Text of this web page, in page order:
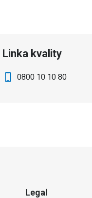
Linka kvality
0800 10 10 80
Legal